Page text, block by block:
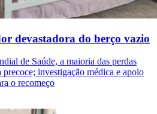
devastadora do berço vazio
de Saúde, a maioria das perdas
investigação médica e apoio
o recomeço